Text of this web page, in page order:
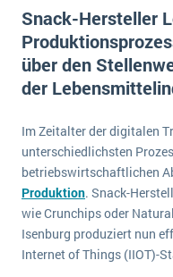
Suche
Vergleich
Auswahl
Schulung
Auswertung
Service und
E-commerce
Einzelhandel
Finanzen
Grosshandel
Handel
Handwerk
Health Care
IKT
Installation
Landwirtschaft
Die 4
5 Funktionen einer
Was ist Data Mining?
Mehr über ERP-
Offene Stellen bei ERP-
Über uns
DSGVO/GDPR
Kontakt
Snack-Hersteller
über den
der
Im Zeitalter der digitalen
unterschiedlichsten
betriebswirtschaftlichen
Produktion. Snack-
wie Crunchips oder
Isenburg produziert nun
Internet of Things (IIOT)-